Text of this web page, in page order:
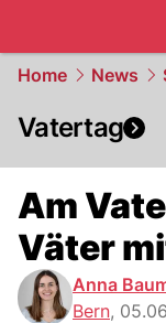
Home News
Vatertag
Am
Väter
Anna
Bern,